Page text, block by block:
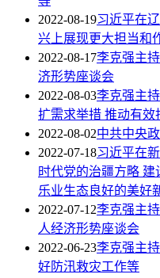
2022-08-19习近平在
兴上展现更大担当和
2022-08-17李克强主
济形势座谈会
2022-08-03李克强主
扩需求举措 推动有效
2022-08-02中共中央
2022-07-18习近平在
时代党的治疆方略
乐业生态良好的美好
2022-07-12李克强主
人经济形势座谈会
2022-06-23李克强主
好防汛救灾工作等